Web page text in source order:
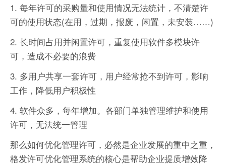
1. 每年许可的采购量和使用情况无法统计，不清楚许
可的使用状态(在用，过期，报废，闲置，未安装……)
2. 长时间占用并闲置许可，重复使用软件多模块许
可，造成不必要的浪费
3. 多用户共享一套许可，用户经常抢不到许可，影响
工作，降低用户积极性
4. 软件众多，每年增加。各部门单独管理维护和使用
许可，无法统一管理
那么如何优化管理许可，必然是企业发展的重中之重，
格发许可优化管理系统的核心是帮助企业提质增效降